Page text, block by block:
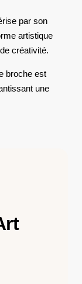
par son
artistique
créativité.
broche est
une